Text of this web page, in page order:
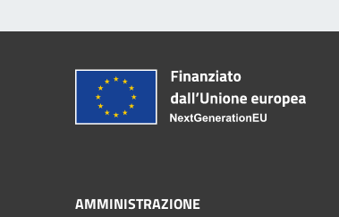
AMMINISTRAZIONE